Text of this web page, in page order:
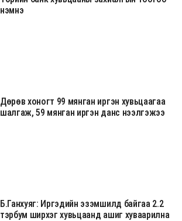
нэмнэ
Дөрөв хоногт 99 мянган иргэн хувьцаагаа
шалгаж, 59 мянган иргэн данс нээлгэжээ
Б.Ганхуяг: Иргэдийн эзэмшилд байгаа 2.2
тэрбум ширхэг хувьцаанд ашиг хуваарилна